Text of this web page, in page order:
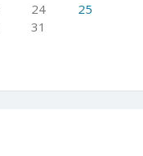
24
25
31